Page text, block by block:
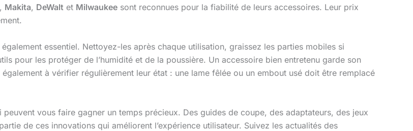
, Makita, DeWalt et Milwaukee sont reconnues pour la fiabilité de leurs accessoires. Leur prix
également essentiel. Nettoyez-les après chaque utilisation, graissez les parties mobiles si
pour les protéger de l’humidité et de la poussière. Un accessoire bien entretenu garde son
à vérifier régulièrement leur état : une lame fêlée ou un embout usé doit être remplacé
vous faire gagner un temps précieux. Des guides de coupe, des adaptateurs, des jeux
de ces innovations qui améliorent l’expérience utilisateur. Suivez les actualités des